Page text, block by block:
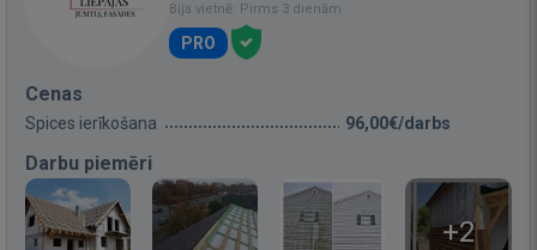
Bija vietnē: Pirms 3 dienām
PRO
Cenas
Spices ierīkošana 96,00€/darbs
Darbu piemēri
+2